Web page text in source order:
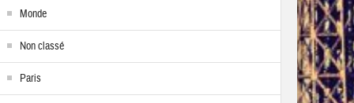
Monde
Non classé
Paris